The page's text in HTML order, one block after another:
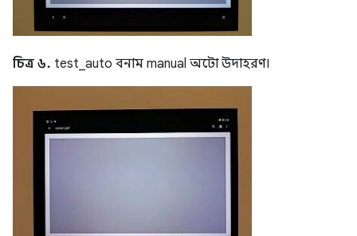
চিত্র ৬. test_auto বনাম manual অটো উদাহরণ।